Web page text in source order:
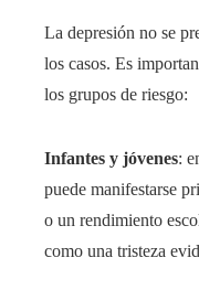
La depresión no se
los casos. Es
los grupos de riesgo:
Infantes y jóvenes:
puede manifestarse
o un rendimiento
como una tristeza